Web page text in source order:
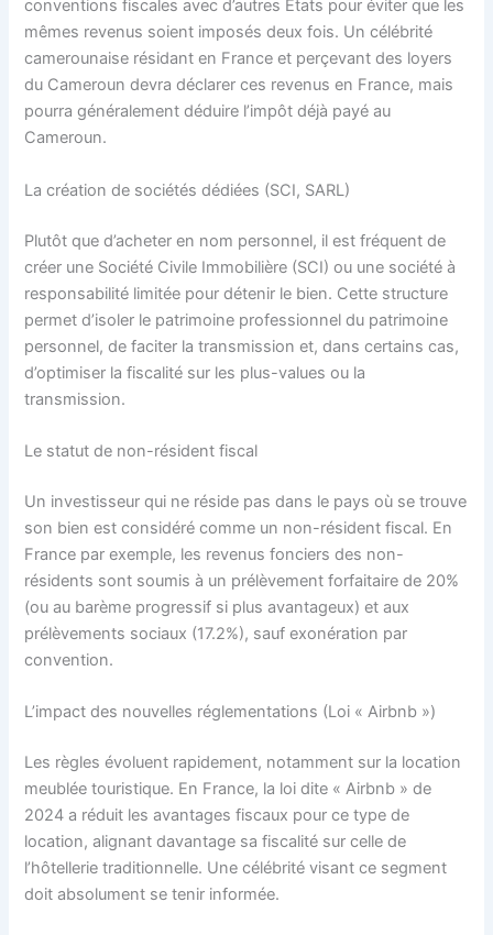
conventions fiscales avec d’autres États pour éviter que les
mêmes revenus soient imposés deux fois. Un célébrité
camerounaise résidant en France et perçevant des loyers
du Cameroun devra déclarer ces revenus en France, mais
pourra généralement déduire l’impôt déjà payé au
Cameroun.
La création de sociétés dédiées (SCI, SARL)
Plutôt que d’acheter en nom personnel, il est fréquent de
créer une Société Civile Immobilière (SCI) ou une société à
responsabilité limitée pour détenir le bien. Cette structure
permet d’isoler le patrimoine professionnel du patrimoine
personnel, de faciter la transmission et, dans certains cas,
d’optimiser la fiscalité sur les plus-values ou la
transmission.
Le statut de non-résident fiscal
Un investisseur qui ne réside pas dans le pays où se trouve
son bien est considéré comme un non-résident fiscal. En
France par exemple, les revenus fonciers des non-
résidents sont soumis à un prélèvement forfaitaire de 20%
(ou au barème progressif si plus avantageux) et aux
prélèvements sociaux (17.2%), sauf exonération par
convention.
L’impact des nouvelles réglementations (Loi « Airbnb »)
Les règles évoluent rapidement, notamment sur la location
meublée touristique. En France, la loi dite « Airbnb » de
2024 a réduit les avantages fiscaux pour ce type de
location, alignant davantage sa fiscalité sur celle de
l’hôtellerie traditionnelle. Une célébrité visant ce segment
doit absolument se tenir informée.